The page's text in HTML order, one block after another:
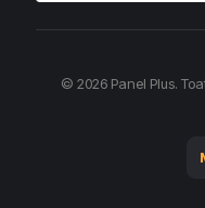
© 2026 Panel Plus.